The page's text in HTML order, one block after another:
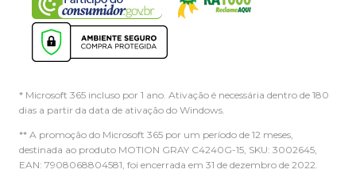
* Microsoft 365 incluso por 1 ano. Ativação é necessária dentro de 180
dias a partir da data de ativação do Windows.
** A promoção do Microsoft 365 por um período de 12 meses,
destinada ao produto MOTION GRAY C4240G-15, SKU: 3002645,
EAN: 7908068804581, foi encerrada em 31 de dezembro de 2022.